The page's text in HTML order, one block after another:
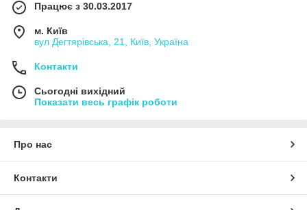
Працює з 30.03.2017
м. Київ
вул Дегтярівська, 21, Київ, Україна
Контакти
Сьогодні вихідний
Показати весь графік роботи
Про нас
Контакти